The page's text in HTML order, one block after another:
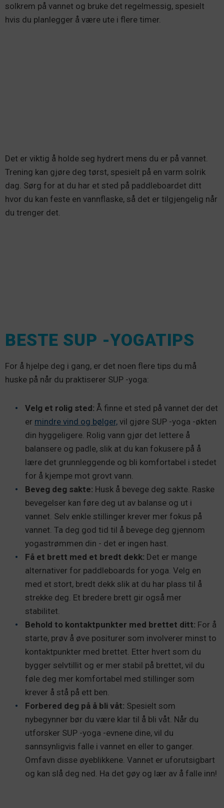
solkrem på vannet og bruke det regelmessig, spesielt
hvis du planlegger å være ute i flere timer.
Det er viktig å holde seg hydrert mens du er på vannet.
Trening kan gjøre deg tørst, spesielt på en varm solrik
dag. Sørg for at du har et sted på paddleboardet ditt
hvor du kan feste en vannflaske, så det er tilgjengelig når
du trenger det.
BESTE SUP -YOGATIPS
For å hjelpe deg i gang, er det noen flere tips du må
huske på når du praktiserer SUP -yoga:
Velg et rolig sted: Å finne et sted på vannet der det
er mindre vind og bølger, vil gjøre SUP -yoga -økten
din hyggeligere. Rolig vann gjør det lettere å
balansere og padle, slik at du kan fokusere på å
lære det grunnleggende og bli komfortabel i stedet
for å kjempe mot grovt vann.
Beveg deg sakte: Husk å bevege deg sakte. Raske
bevegelser kan føre deg ut av balanse og ut i
vannet. Selv enkle stillinger krever mer fokus på
vannet. Ta deg god tid til å bevege deg gjennom
yogastrømmen din - det er ingen hast.
Få et brett med et bredt dekk: Det er mange
alternativer for paddleboards for yoga. Velg en
med et stort, bredt dekk slik at du har plass til å
strekke deg. Et bredere brett gir også mer
stabilitet.
Behold to kontaktpunkter med brettet ditt: For å
starte, prøv å øve positurer som involverer minst to
kontaktpunkter med brettet. Etter hvert som du
bygger selvtillit og er mer stabil på brettet, vil du
føle deg mer komfortabel med stillinger som
krever å stå på ett ben.
Forbered deg på å bli våt: Spesielt som
nybegynner bør du være klar til å bli våt. Når du
utforsker SUP -yoga -evnene dine, vil du
sannsynligvis falle i vannet en eller to ganger.
Omfavn disse øyeblikkene. Vannet er uforutsigbart
og kan slå deg ned. Ha det gøy og lær av å falle inn!